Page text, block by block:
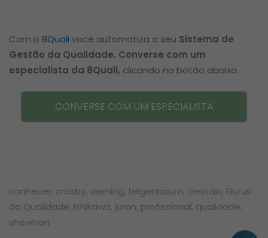
Com o 8Quali você automatiza o seu Sistema de
Gestão da Qualidade. Converse com um
especialista da 8Quali, clicando no botão abaixo.
CONVERSE COM UM ESPECIALISTA
conhecer, crosby, deming, feigenbaum, Gestão, Gurus
da Qualidade, ishikawa, juran, profissional, qualidade,
shewhart